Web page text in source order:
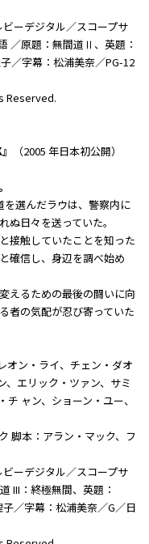
ーデジタル／スコープサ
／原題：無間道Ⅱ、英題：
／字幕：松浦美奈／PG-12
Reserved.
（2005 年日本初公開）
を選んだラウは、警察内に
日々を送っていた。
接触していたことを知った
確信し、身辺を調べ始め
えるための最後の闘いに向
者の気配が忍び寄っていた
オン・ライ、チェン・ダオ
、エリック・ツァン、サミ
ャン、ショーン・ユー、
脚本：アラン・マック、フ
ーデジタル／スコープサ
III：終極無間、英題：
／字幕：松浦美奈／G／日